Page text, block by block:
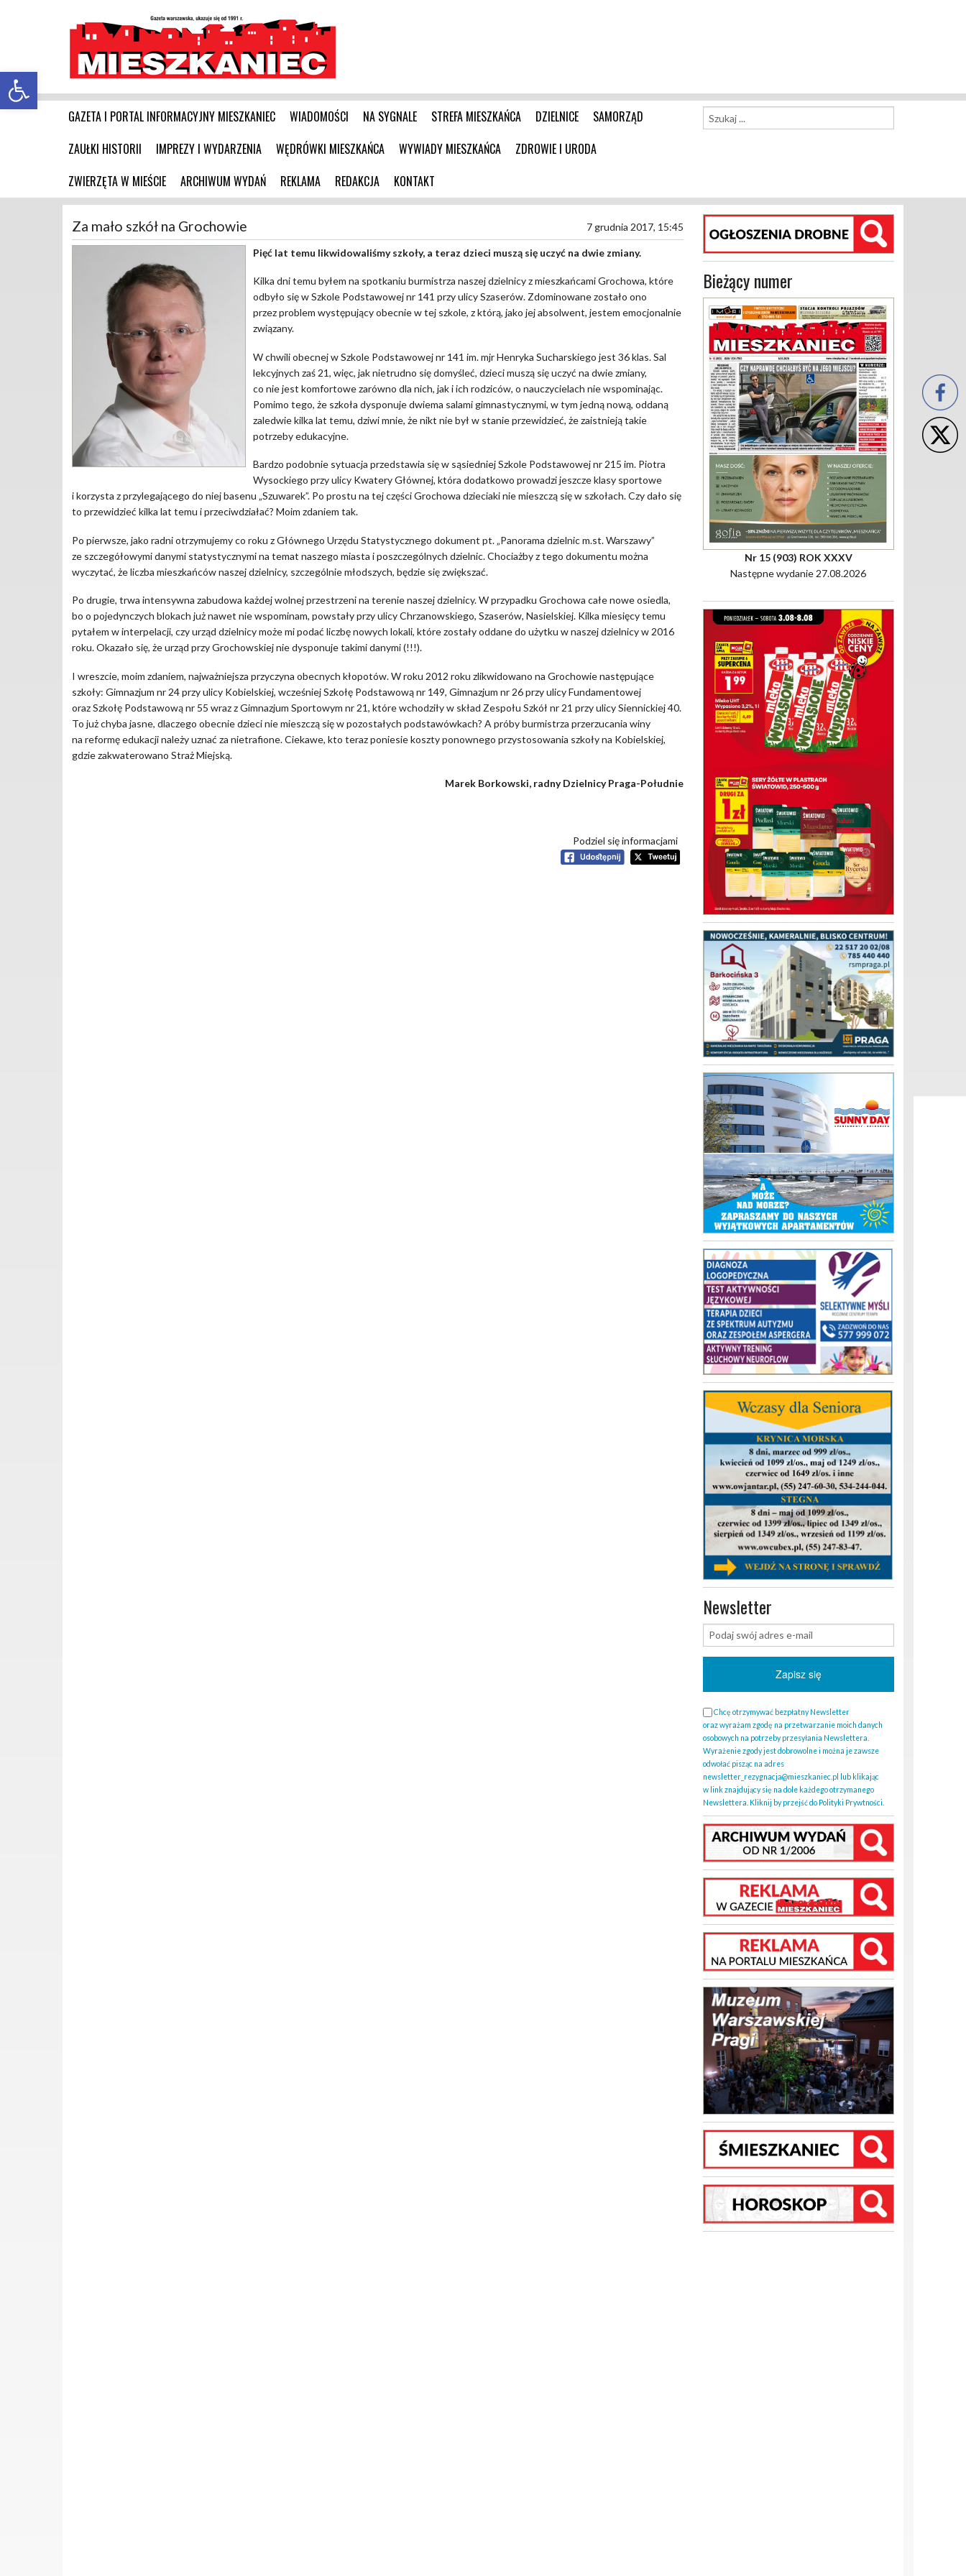
Otwórz pasek narzędzi
GAZETA I PORTAL INFORMACYJNY MIESZKANIEC WIADOMOŚCI NA SYGNALE STREFA MIESZKAŃCA DZIELNICE
SAMORZĄD
ZAUŁKI HISTORII
IMPREZY I WYDARZENIA WĘDRÓWKI MIESZKAŃCA WYWIADY MIESZKAŃCA
ZDROWIE I URODA
ZWIERZĘTA W MIEŚCIE
ARCHIWUM WYDAŃ REKLAMA REDAKCJA KONTAKT
Za mało szkół na Grochowie 7 grudnia 2017, 15:45
Pięć lat temu likwidowaliśmy szkoły, a teraz dzieci muszą się uczyć na dwie zmiany.
Kilka dni temu byłem na spotkaniu burmistrza naszej dzielnicy z mieszkańcami Grochowa, które
odbyło się w Szkole Podstawowej nr 141 przy ulicy Szaserów. Zdominowane zostało ono
przez problem występujący obecnie w tej szkole, z którą, jako jej absolwent, jestem emocjonalnie
związany.
W chwili obecnej w Szkole Podstawowej nr 141 im. mjr Henryka Sucharskiego jest 36 klas. Sal
lekcyjnych zaś 21, więc, jak nietrudno się domyśleć, dzieci muszą się uczyć na dwie zmiany,
co nie jest komfortowe zarówno dla nich, jak i ich rodziców, o nauczycielach nie wspominając.
Pomimo tego, że szkoła dysponuje dwiema salami gimnastycznymi, w tym jedną nową, oddaną
zaledwie kilka lat temu, dziwi mnie, że nikt nie był w stanie przewidzieć, że zaistnieją takie
potrzeby edukacyjne.
Bardzo podobnie sytuacja przedstawia się w sąsiedniej Szkole Podstawowej nr 215 im. Piotra
Wysockiego przy ulicy Kwatery Głównej, która dodatkowo prowadzi jeszcze klasy sportowe
i korzysta z przylegającego do niej basenu „Szuwarek”. Po prostu na tej części Grochowa dzieciaki nie mieszczą się w szkołach. Czy dało się
to przewidzieć kilka lat temu i przeciwdziałać? Moim zdaniem tak.
Po pierwsze, jako radni otrzymujemy co roku z Głównego Urzędu Statystycznego dokument pt. „Panorama dzielnic m.st. Warszawy”
ze szczegółowymi danymi statystycznymi na temat naszego miasta i poszczególnych dzielnic. Chociażby z tego dokumentu można
wyczytać, że liczba mieszkańców naszej dzielnicy, szczególnie młodszych, będzie się zwiększać.
Po drugie, trwa intensywna zabudowa każdej wolnej przestrzeni na terenie naszej dzielnicy. W przypadku Grochowa całe nowe osiedla,
bo o pojedynczych blokach już nawet nie wspominam, powstały przy ulicy Chrzanowskiego, Szaserów, Nasielskiej. Kilka miesięcy temu
pytałem w interpelacji, czy urząd dzielnicy może mi podać liczbę nowych lokali, które zostały oddane do użytku w naszej dzielnicy w 2016
roku. Okazało się, że urząd przy Grochowskiej nie dysponuje takimi danymi (!!!).
I wreszcie, moim zdaniem, najważniejsza przyczyna obecnych kłopotów. W roku 2012 roku zlikwidowano na Grochowie następujące
szkoły: Gimnazjum nr 24 przy ulicy Kobielskiej, wcześniej Szkołę Podstawową nr 149, Gimnazjum nr 26 przy ulicy Fundamentowej
oraz Szkołę Podstawową nr 55 wraz z Gimnazjum Sportowym nr 21, które wchodziły w skład Zespołu Szkół nr 21 przy ulicy Siennickiej 40.
To już chyba jasne, dlaczego obecnie dzieci nie mieszczą się w pozostałych podstawówkach? A próby burmistrza przerzucania winy
na reformę edukacji należy uznać za nietrafione. Ciekawe, kto teraz poniesie koszty ponownego przystosowania szkoły na Kobielskiej,
gdzie zakwaterowano Straż Miejską.
Marek Borkowski, radny Dzielnicy Praga-Południe
Podziel się informacjami
Bieżący numer
Nr 15 (903) ROK XXXV
Następne wydanie 27.08.2026
Newsletter
Chcę otrzymywać bezpłatny Newsletter
oraz wyrażam zgodę na przetwarzanie moich danych
osobowych na potrzeby przesyłania Newslettera.
Wyrażenie zgody jest dobrowolne i można je zawsze
odwołać pisząc na adres
newsletter_rezygnacja@mieszkaniec.pl lub klikając
w link znajdujący się na dole każdego otrzymanego
Newslettera. Kliknij by przejść do Polityki Prywtności.